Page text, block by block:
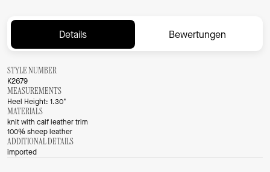
Details Bewertungen
STYLE NUMBER
K2679
MEASUREMENTS
Heel Height: 1.30"
MATERIALS
knit with calf leather trim
100% sheep leather
ADDITIONAL DETAILS
imported